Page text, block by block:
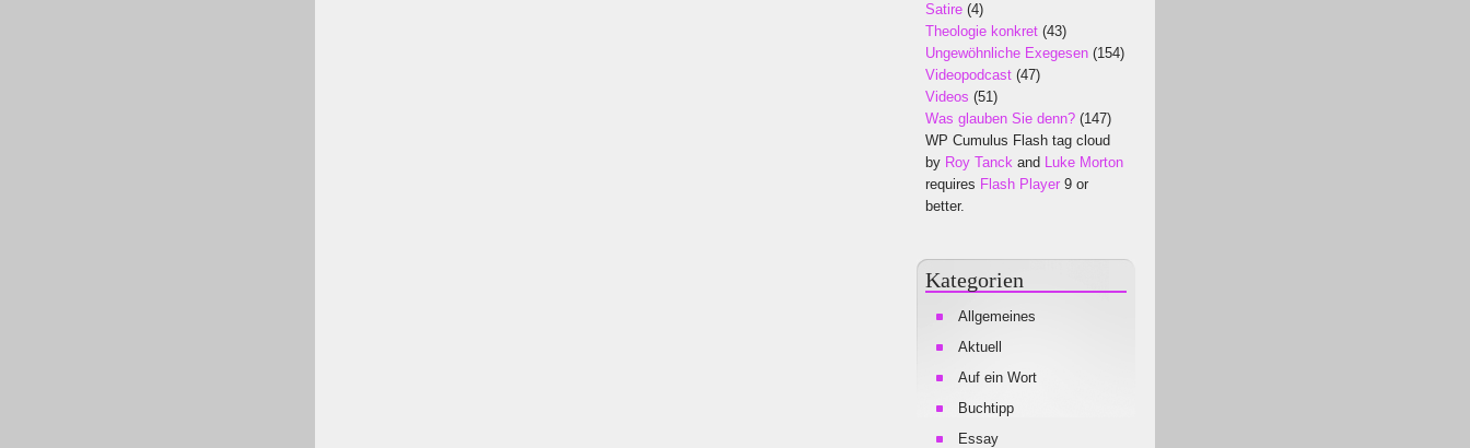
Satire (4)
Theologie konkret (43)
Ungewöhnliche Exegesen (154)
Videopodcast (47)
Videos (51)
Was glauben Sie denn? (147)
WP Cumulus Flash tag cloud
by Roy Tanck and Luke Morton
requires Flash Player 9 or
better.
Kategorien
Allgemeines
Aktuell
Auf ein Wort
Buchtipp
Essay